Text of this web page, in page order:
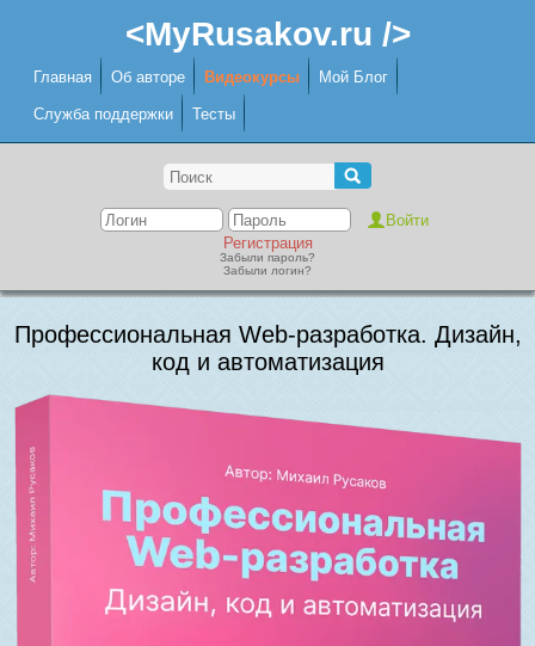
<MyRusakov.ru />
Главная Об авторе Видеокурсы Мой Блог
Служба поддержки Тесты
Регистрация
Забыли пароль?
Забыли логин?
Профессиональная Web-разработка. Дизайн,
код и автоматизация